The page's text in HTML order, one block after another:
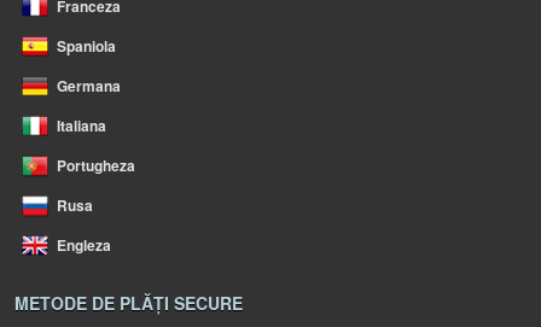
Franceza
Spaniola
Germana
Italiana
Portugheza
Rusa
Engleza
METODE DE PLĂȚI SECURE